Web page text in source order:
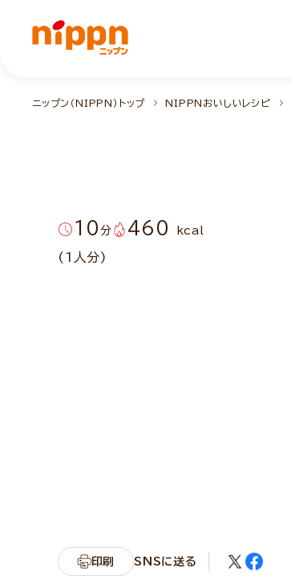
ニップン（NIPPN）トップ NIPPNおいしいレシピ
10 分 460 kcal
(1人分)
印刷 SNSに送る